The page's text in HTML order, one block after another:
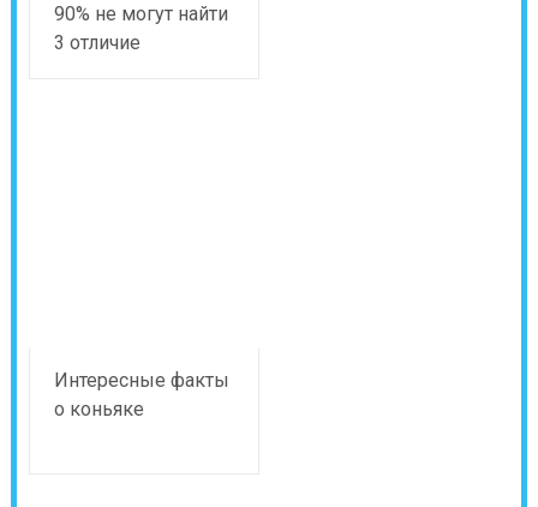
90% не могут найти
3 отличие
Интересные факты
о коньяке